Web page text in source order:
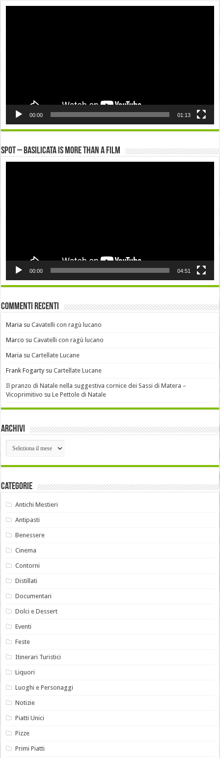
00:00 01:13
Spot – Basilicata is more than a Film
00:00 04:51
Commenti recenti
Maria suCavatelli con ragù lucano
Marco suCavatelli con ragù lucano
Maria suCartellate Lucane
Frank FogartysuCartellate Lucane
Il pranzo di Natale nella suggestiva cornice dei Sassi di Matera –
Vicoprimitivo suLe Pettole di Natale
Archivi
Archivi
Categorie
Antichi Mestieri
Antipasti
Benessere
Cinema
Contorni
Distillati
Documentari
Dolci e Dessert
Eventi
Feste
Itinerari Turistici
Liquori
Luoghi e Personaggi
Notizie
Piatti Unici
Pizze
Primi Piatti